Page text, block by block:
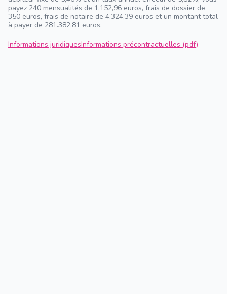
payez 240 mensualités de 1.152,96 euros, frais de dossier de
350 euros, frais de notaire de 4.324,39 euros et un montant total
à payer de 281.382,81 euros.
Informations juridiquesInformations précontractuelles (pdf)